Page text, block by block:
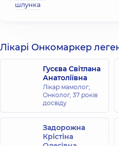
шлунка
Лікарі Онкомаркер
Гусєва Світлана
Анатоліївна
Лікар мамолог;
Онколог, 37 років
досвіду
Задорожна
Крістіна